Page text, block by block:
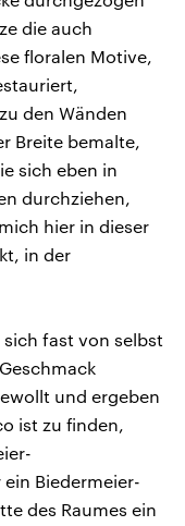
die auch
floralen Motive,
den Wänden
Breite bemalte,
sich eben in
durchziehen,
hier in dieser
in der
fast von selbst
und ergeben
ist zu finden,
Biedermeier-
des Raumes ein